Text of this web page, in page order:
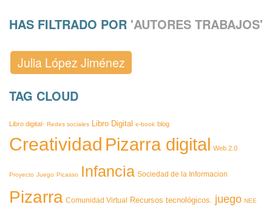
HAS FILTRADO POR 'AUTORES TRABAJOS'
Julia López Jiménez
TAG CLOUD
Libro digital- Redes sociales Libro Digital e-book blog
Creatividad Pizarra digital Web 2.0
Proyecto Juego Picasso Infancia Sociedad de la Informacion
Pizarra Comunidad Virtual Recursos tecnológicos. juego NEE